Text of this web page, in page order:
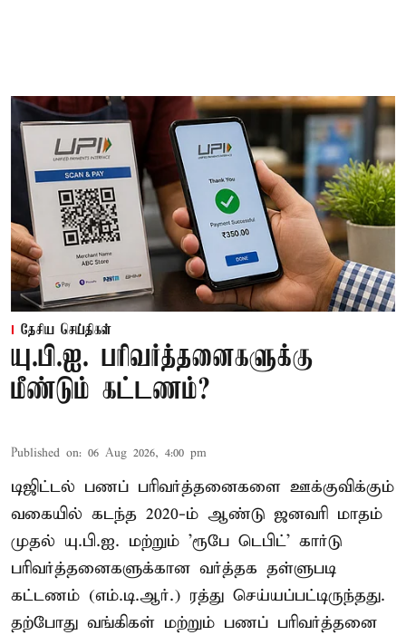
தேசிய செய்திகள்
யு.பி.ஐ. பரிவர்த்தனைகளுக்கு
மீண்டும் கட்டணம்?
Published on: 06 Aug 2026, 4:00 pm
டிஜிட்டல் பணப் பரிவர்த்தனைகளை ஊக்குவிக்கும்
வகையில் கடந்த 2020-ம் ஆண்டு ஜனவரி மாதம்
முதல் யு.பி.ஐ. மற்றும் 'ரூபே டெபிட்' கார்டு
பரிவர்த்தனைகளுக்கான வர்த்தக தள்ளுபடி
கட்டணம் (எம்.டி.ஆர்.) ரத்து செய்யப்பட்டிருந்தது.
தற்போது வங்கிகள் மற்றும் பணப் பரிவர்த்தனை